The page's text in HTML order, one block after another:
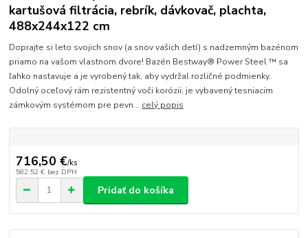
kartušová filtrácia, rebrík, dávkovač, plachta,
488x244x122 cm
Doprajte si leto svojich snov (a snov vašich detí) s nadzemným bazénom
priamo na vašom vlastnom dvore! Bazén Bestway® Power Steel ™ sa
ľahko nastavuje a je vyrobený tak, aby vydržal rozličné podmienky.
Odolný oceľový rám rezistentný voči korózii, je vybavený tesniacim
zámkovým systémom pre pevn... celý popis
716,50 €/ks
582,52 € bez DPH
Pridať do košíka